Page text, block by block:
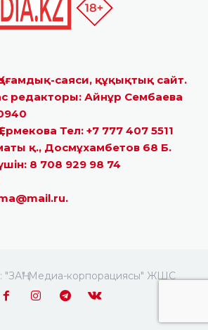
саяси, құқықтық сайт.
редакторы: Айнұр Сембаева
Тел: +7 777 407 5511
қ., Досмұхамбетов 68 Б.
8 708 929 98 74
"ЗАҢ" Медиа-корпорациясы" ЖШС